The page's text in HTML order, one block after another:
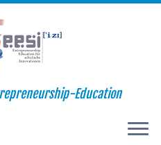
Education